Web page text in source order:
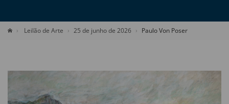
Leilão de Arte 25 de junho de 2026 Paulo Von Poser